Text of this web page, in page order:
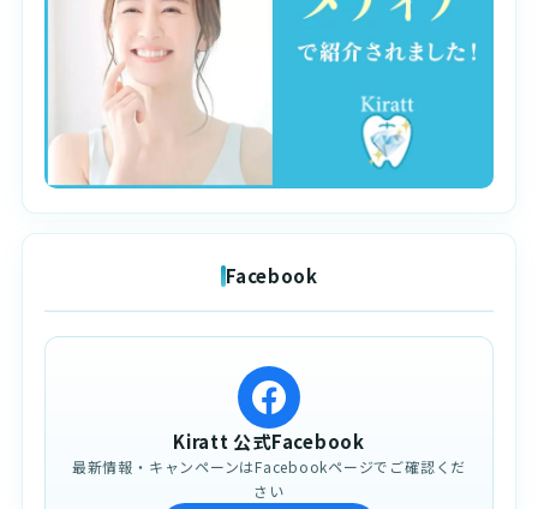
Facebook
Kiratt 公式Facebook
最新情報・キャンペーンはFacebookページでご確認くだ
さい